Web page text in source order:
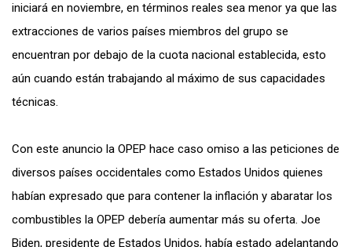
iniciará en noviembre, en términos reales sea menor ya que las
extracciones de varios países miembros del grupo se
encuentran por debajo de la cuota nacional establecida, esto
aún cuando están trabajando al máximo de sus capacidades
técnicas.
Con este anuncio la OPEP hace caso omiso a las peticiones de
diversos países occidentales como Estados Unidos quienes
habían expresado que para contener la inflación y abaratar los
combustibles la OPEP debería aumentar más su oferta. Joe
Biden, presidente de Estados Unidos, había estado adelantando